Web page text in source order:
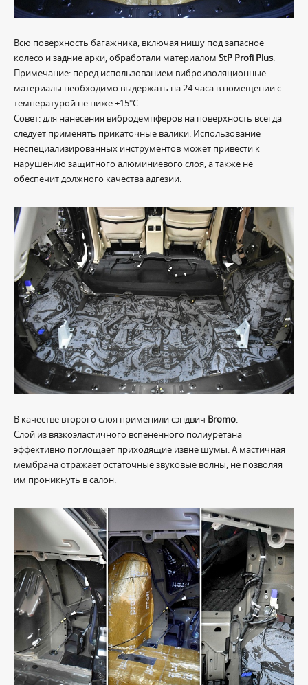
Всю поверхность багажника, включая нишу под запасное
колесо и задние арки, обработали материалом StP Profi Plus.
Примечание: перед использованием виброизоляционные
материалы необходимо выдержать на 24 часа в помещении с
температурой не ниже +15°С
Совет: для нанесения вибродемпферов на поверхность всегда
следует применять прикаточные валики. Использование
неспециализированных инструментов может привести к
нарушению защитного алюминиевого слоя, а также не
обеспечит должного качества адгезии.
В качестве второго слоя применили сэндвич Bromo.
Слой из вязкоэластичного вспененного полиуретана
эффективно поглощает приходящие извне шумы. А мастичная
мембрана отражает остаточные звуковые волны, не позволяя
им проникнуть в салон.